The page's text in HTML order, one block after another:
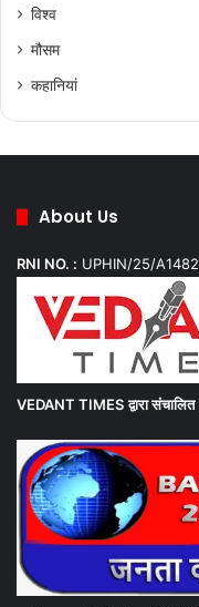
विश्व
मौसम
कहानियां
About Us
RNI NO. : UPHIN/25/A1482
VEDANT TIMES द्वारा संचालित